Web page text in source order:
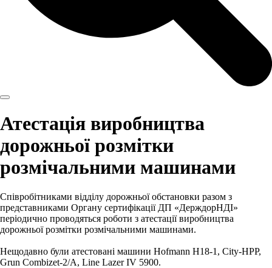
Атестація виробництва
дорожньої розмітки
розмічальними машинами
Співробітниками відділу дорожньої обстановки разом з
представниками Органу сертифікації ДП «ДерждорНДІ»
періодично проводяться роботи з атестації виробництва
дорожньої розмітки розмічальними машинами.
Нещодавно були атестовані машини Hofmann H18-1, City-HPP,
Grun Combizet-2/A, Line Lazer IV 5900.